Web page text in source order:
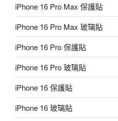
iPhone 16 Pro Max 保護貼
iPhone 16 Pro Max 玻璃貼
iPhone 16 Pro 保護貼
iPhone 16 Pro 玻璃貼
iPhone 16 保護貼
iPhone 16 玻璃貼